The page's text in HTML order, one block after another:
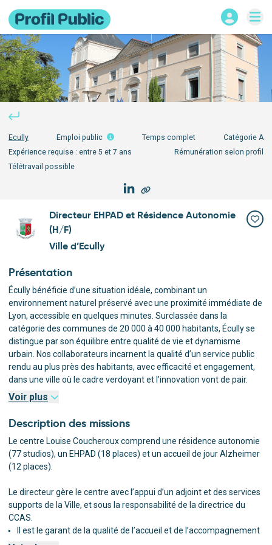
Ecully Emploi public Temps complet CatégorieA
Expérience requise : entre 5 et 7 ans
Rémunération selon profil
Télétravail possible
Directeur EHPAD et Résidence Autonomie
(H/F)
Ville d’Ecully
Présentation
Écully bénéficie d’une situation idéale, combinant un
environnement naturel préservé avec une proximité immédiate de
Lyon, accessible en quelques minutes. Surclassée dans la
catégorie des communes de 20 000 à 40 000 habitants, Écully se
distingue par son équilibre entre qualité de vie et dynamisme
urbain. Nos collaborateurs incarnent la qualité d’un service public
rendu au plus près des habitants, avec efficacité et engagement,
dans une ville où le cadre verdoyant et l’innovation vont de pair.
Rejoignez une collectivité audacieuse, où votre engagement fera
la différence !
Découvrez notre environnement de travail
Voir plus
Description des missions
Le centre Louise Coucheroux comprend une résidence autonomie
(77 studios), un EHPAD (18 places) et un accueil de jour Alzheimer
(12 places).
Le directeur gère le centre avec l’appui d’un adjoint et des services
supports de la Ville, et sous la responsabilité de la directrice du
CCAS.
Il est le garant de la qualité de l’accueil et de l’accompagnement